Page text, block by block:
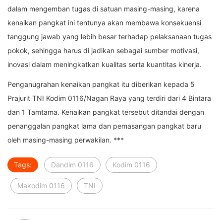
dalam mengemban tugas di satuan masing-masing, karena
kenaikan pangkat ini tentunya akan membawa konsekuensi
tanggung jawab yang lebih besar terhadap pelaksanaan tugas
pokok, sehingga harus di jadikan sebagai sumber motivasi,
inovasi dalam meningkatkan kualitas serta kuantitas kinerja.
Penganugrahan kenaikan pangkat itu diberikan kepada 5
Prajurit TNI Kodim 0116/Nagan Raya yang terdiri dari 4 Bintara
dan 1 Tamtama. Kenaikan pangkat tersebut ditandai dengan
penanggalan pangkat lama dan pemasangan pangkat baru
oleh masing-masing perwakilan. ***
Tags: Dandim 0116 Kodim 0116
Makodim 0116 TNI